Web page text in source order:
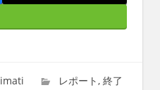
imati レポート, 終了